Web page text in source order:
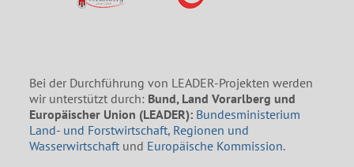
Bei der Durchführung von LEADER-Projekten werden
wir unterstützt durch: Bund, Land Vorarlberg und
Europäischer Union (LEADER): Bundesministerium
Land- und Forstwirtschaft, Regionen und
Wasserwirtschaft und Europäische Kommission.